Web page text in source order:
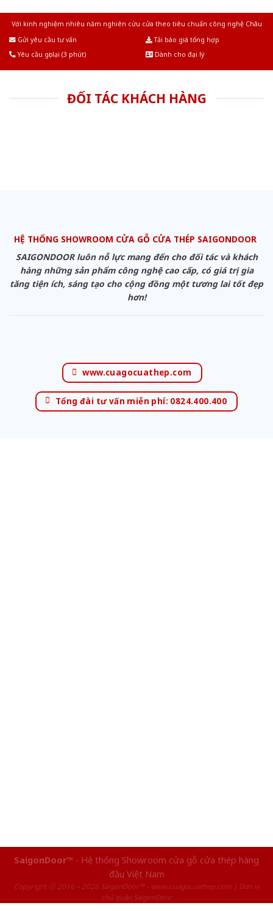
Với kinh nghiệm nhiêu năm nghiên cứu cửa theo tiêu chuẩn công nghệ Châu
Gửi yêu cầu tư vấn
Tải báo giá tổng hợp
Yêu cầu gọi lại (3 phút)
Dành cho đại lý
ĐỐI TÁC KHÁCH HÀNG
HỆ THỐNG SHOWROOM CỬA GỖ CỬA THÉP SAIGONDOOR
SAIGONDOOR luôn nỗ lực mang đến cho đối tác và khách
hàng những sản phẩm công nghệ cao cấp, có giá trị gia
tăng tiện ích, sáng tạo cho cộng đồng một tương lai tốt đẹp
hơn!
www.cuagocuathep.com
Tổng đài tư vấn miễn phí: 0824.400.400
SaigonDoor™ - Hệ thống Showroom cửa gỗ cửa thép hàng
đầu Việt Nam
Copyright ⓒ 2016 – 2026 SaigonDoor™ - www.cuagocuathep.com | Đơn vị
chủ quản SaigonDoor